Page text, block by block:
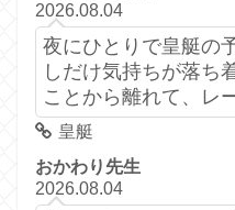
2026.08.04
夜にひとりで皇艇の
しだけ気持ちが落ち
ことから離れて、レ
皇艇
おかわり先生
2026.08.04